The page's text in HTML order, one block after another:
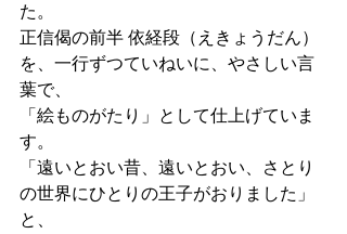
た。
正信偈の前半 依経段（えきょうだん）
を、一行ずつていねいに、やさしい言
葉で、
「絵ものがたり」として仕上げていま
す。
「遠いとおい昔、遠いとおい、さとり
の世界にひとりの王子がおりました」
と、